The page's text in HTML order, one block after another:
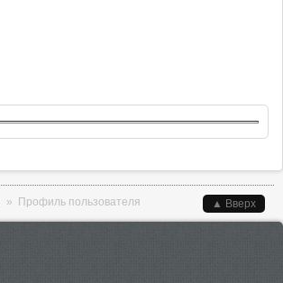
» Профиль пользователя ▲ Вверх